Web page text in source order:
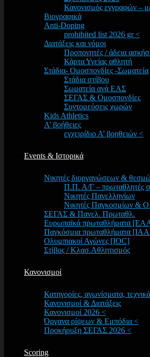
Κανονισμός εγγραφών –
Βιογραφικά
Anti-Doping
prohibited list 2026 gr <
Διατάξεις και νόμοι
Προπονητές / άδεια
Κάρτα Υγείας αθλητή
Στάδια- Ομοσπονδίες -Σωματεία
Στάδια στίβου
Σωματεία ανά ΕΑΣ
ΣΕΓΑΣ & Ομοσπονδίες
Συντομεύσεις χωρών
Kids Athletics
Α’ βοήθειες
εγχειρίδιο Α’ βοηθειών <
Events & Ιστορικά
Νικητές διοργανώσεων &
Π.Π. Α/Γ – πρωταθλητές
Νικητές Πανελληνίων
Νικητές Παγκοσμίων &
ΣΕΓΑΣ & Πανελ. Πρωταθλ.
Ευρωπαϊκά πρωταθλήματα
Παγκόσμια πρωταθλήματα
Ολυμπιακοί Αγώνες [IOC]
Στίβος / Κλασ.Αθλητισμός
Κανονισμοί
Κατηγορίες, αγωνίσματα, τεχνικά
Κανονισμοί & Διατάξεις
Κανονισμοί 2026 <
Όργανα ρίψεων & Εμπόδια <
Προκήρυξη ΣΕΓΑΣ 2026 <
Scoring